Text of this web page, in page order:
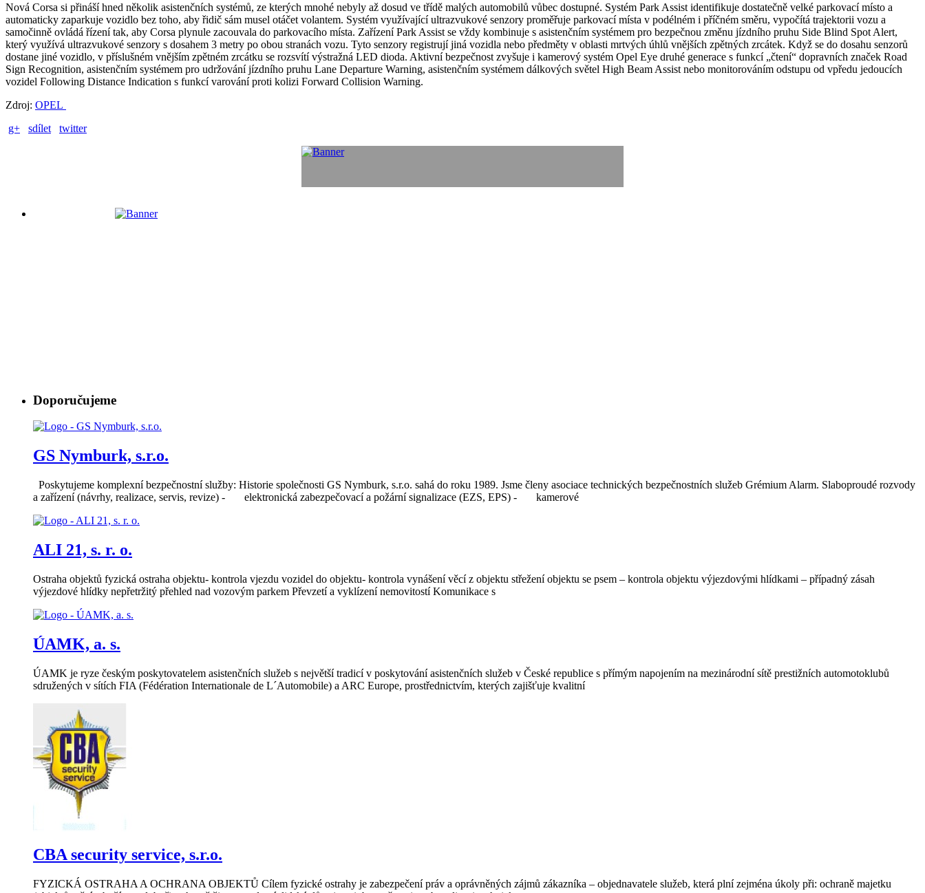
Nová Corsa si přináší hned několik asistenčních systémů, ze kterých mnohé nebyly až dosud ve třídě malých automobilů vůbec dostupné. Systém Park Assist identifikuje dostatečně velké parkovací místo a
automaticky zaparkuje vozidlo bez toho, aby řidič sám musel otáčet volantem. Systém využívající ultrazvukové senzory proměřuje parkovací místa v podélném i příčném směru, vypočítá trajektorii vozu a
samočinně ovládá řízení tak, aby Corsa plynule zacouvala do parkovacího místa. Zařízení Park Assist se vždy kombinuje s asistenčním systémem pro bezpečnou změnu jízdního pruhu Side Blind Spot Alert,
který využívá ultrazvukové senzory s dosahem 3 metry po obou stranách vozu. Tyto senzory registrují jiná vozidla nebo předměty v oblasti mrtvých úhlů vnějších zpětných zrcátek. Když se do dosahu senzorů
dostane jiné vozidlo, v příslušném vnějším zpětném zrcátku se rozsvítí výstražná LED dioda. Aktivní bezpečnost zvyšuje i kamerový systém Opel Eye druhé generace s funkcí „čtení“ dopravních značek Road
Sign Recognition, asistenčním systémem pro udržování jízdního pruhu Lane Departure Warning, asistenčním systémem dálkových světel High Beam Assist nebo monitorováním odstupu od vpředu jedoucích
vozidel Following Distance Indication s funkcí varování proti kolizi Forward Collision Warning.
Zdroj: OPEL
g+
sdílet twitter
Doporučujeme
GS Nymburk, s.r.o.
Poskytujeme komplexní bezpečnostní služby: Historie společnosti GS Nymburk, s.r.o. sahá do roku 1989. Jsme členy asociace technických bezpečnostních služeb Grémium Alarm. Slaboproudé rozvody
a zařízení (návrhy, realizace, servis, revize) - elektronická zabezpečovací a požární signalizace (EZS, EPS) - kamerové
ALI 21, s. r. o.
Ostraha objektů fyzická ostraha objektu- kontrola vjezdu vozidel do objektu- kontrola vynášení věcí z objektu střežení objektu se psem – kontrola objektu výjezdovými hlídkami – případný zásah
výjezdové hlídky nepřetržitý přehled nad vozovým parkem Převzetí a vyklízení nemovitostí Komunikace s
ÚAMK, a. s.
ÚAMK je ryze českým poskytovatelem asistenčních služeb s největší tradicí v poskytování asistenčních služeb v České republice s přímým napojením na mezinárodní sítě prestižních automotoklubů
sdružených v sítích FIA (Fédération Internationale de L´Automobile) a ARC Europe, prostřednictvím, kterých zajišťuje kvalitní
CBA security service, s.r.o.
FYZICKÁ OSTRAHA A OCHRANA OBJEKTŮ Cílem fyzické ostrahy je zabezpečení práv a oprávněných zájmů zákazníka – objednavatele služeb, která plní zejména úkoly při: ochraně majetku